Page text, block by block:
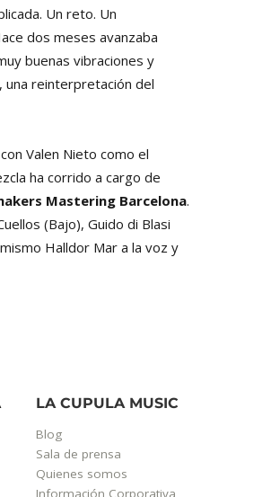
Un reto. Un
dos meses avanzaba
buenas vibraciones y
una reinterpretación del
Valen Nieto como el
ha corrido a cargo de
Mastering Barcelona.
(Bajo), Guido di Blasi
Halldor Mar a la voz y
LA CUPULA MUSIC
Blog
Sala de prensa
Quienes somos
Información Corporativa